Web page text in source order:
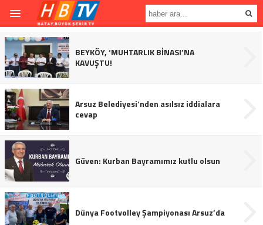
BEYKÖY, ‘MUHTARLIK BİNASI’NA
KAVUŞTU!
Arsuz Belediyesi’nden asılsız iddialara
cevap
Güven: Kurban Bayramımız kutlu olsun
Dünya Footvolley Şampiyonası Arsuz’da